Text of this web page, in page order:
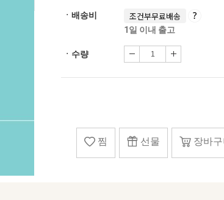
ㆍ배송비 조건부무료배송
1일 이내 출고
ㆍ수량
찜 선물 장바